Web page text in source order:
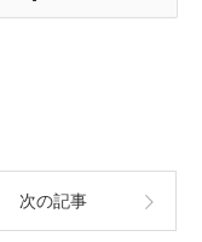
次の記事